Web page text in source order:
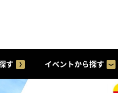
す イベントから探す